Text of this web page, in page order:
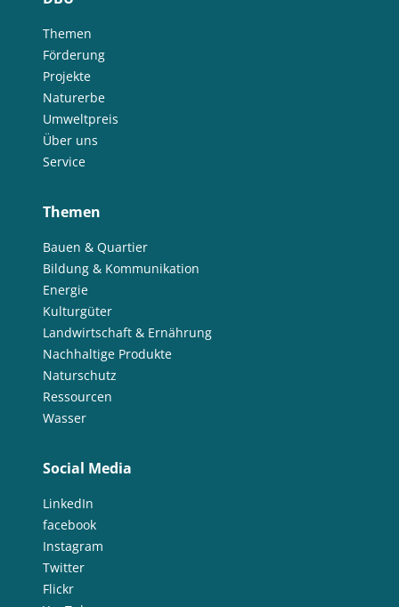
Themen
Förderung
Projekte
Naturerbe
Umweltpreis
Über uns
Service
Themen
Bauen & Quartier
Bildung & Kommunikation
Energie
Kulturgüter
Landwirtschaft & Ernährung
Nachhaltige Produkte
Naturschutz
Ressourcen
Wasser
Social Media
LinkedIn
facebook
Instagram
Twitter
Flickr